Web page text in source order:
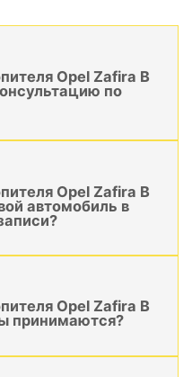
Opel Zafira B
по
Opel Zafira B
автомобиль в
Opel Zafira B
принимаются?